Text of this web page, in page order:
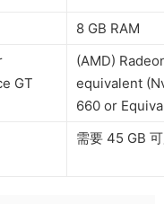
8 GB RAM
GT
(AMD)
equivalent
660 or
需要 45 GB